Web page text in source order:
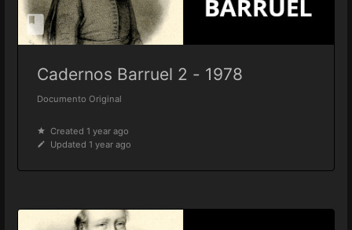
Cadernos Barruel 2 - 1978
Documento Original
Created 1 year ago
Updated 1 year ago